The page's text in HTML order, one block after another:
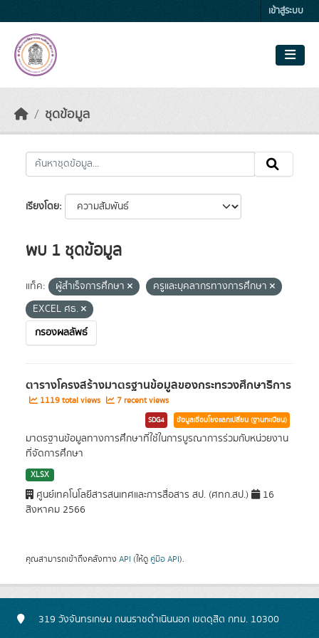
เข้าสู่ระบบ
ชุดข้อมูล
เรียงโดย
พบ 1 ชุดข้อมูล
แท็ค: ผู้สำเร็จการศึกษา
ครูและบุคลากรทางการศึกษา
EXCEL ศธ.
กรองผลลัพธ์
ตารางโครงสร้างมาตรฐานข้อมูลของกระทรวงศึกษาธิการ
1119 total views 7 recent views
SDG4 ข้อมูลเชื่อมโยงแลกเปลี่ยน (ฐานทะเบียน)
มาตรฐานข้อมูลทางการศึกษาที่ใช้ในการบูรณาการร่วมกับหน่วยงาน
ที่จัดการศึกษา
XLSX
ศูนย์เทคโนโลยีสารสนเทศและการสื่อสาร สป. (ศทก.สป.)
16
สิงหาคม 2566
คุณสามารถเข้าถึงคลังทาง API (ให้ดู คู่มือ API).
319 วังจันทรเกษม ถนนราชดำเนินนอก เขตดุสิต กทม. 10300